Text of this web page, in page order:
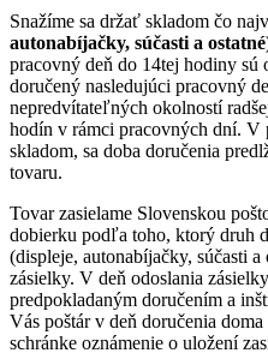
Snažíme sa držať skladom čo
autonabíjačky, súčasti a
pracovný deň do 14tej hodiny sú
doručený nasledujúci pracovný
nepredvítateľných okolností
hodín v rámci pracovných dní. V
skladom, sa doba doručenia
tovaru.
Tovar zasielame Slovenskou
dobierku podľa toho, ktorý druh
(displeje, autonabíjačky, súčasti
zásielky. V deň odoslania
predpokladaným doručením a
Vás poštár v deň doručenia
schránke oznámenie o uložení